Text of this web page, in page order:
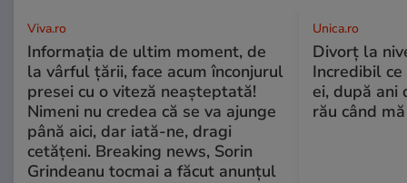
Viva.ro
Informația de ultim moment, de
la vârful țării, face acum înconjurul
presei cu o viteză neașteptată!
Nimeni nu credea că se va ajunge
până aici, dar iată-ne, dragi
cetățeni. Breaking news, Sorin
Grindeanu tocmai a făcut anunțul
Unica.ro
Divorț la
Incredibil
ei, după ani
rău când